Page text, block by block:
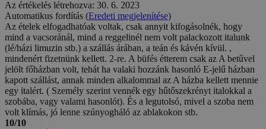
Az értékelés létrehozva: 30. 6. 2023
Automatikus fordítás (Eredeti megjelenítése)
Az ételek elfogadhatóak voltak, csak annyit kifogásolnék, hogy
mind a vacsoránál, mind a reggelinél nem volt palackozott italunk
(lé/házi limuzin stb.) a szállás árában, a teán és kávén kívül. ,
mindenért fizetnünk kellett. 2-re. A büfés étterem csak az A betűvel
jelölt főházban volt, tehát ha valaki hozzánk hasonló E-jelű házban
kapott szállást, annak minden alkalommal az A házba kellett mennie
egy italért. ( Személy szerint vennék egy hűtőszekrényt italokkal a
szobába, vagy valami hasonlót). És a legutolsó, mivel a szoba nem
volt klímás, jó lenne szúnyogháló az ablakokon stb.
10/10